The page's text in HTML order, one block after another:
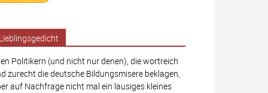
Lieblingsgedicht
Politikern (und nicht nur denen), die wortreich
zurecht die deutsche Bildungsmisere beklagen,
auf Nachfrage nicht mal ein lausiges kleines